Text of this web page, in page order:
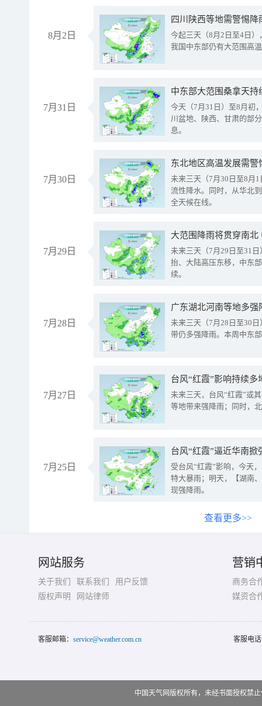
8月2日
今起三天（8月2日至4日
我国中东部仍有大范围高
7月31日
中东部大范围桑拿天
今天（7月31日）至8月初
川盆地、陕西、甘肃的部
息。
7月30日
东北地区高温发展需
未来三天（7月30日至8月
流性降水。同时，从华北
全天候在线。
7月29日
大范围降雨将贯穿南
未来三天（7月29日至31
抬、大陆高压东移，中东
续。
7月28日
广东湖北河南等地多
未来三天（7月28日至30
带仍多强降雨。本周中东
7月27日
台风“红霞”影响持续
未来三天，台风“红霞”或
等地带来强降雨；同时，
7月25日
台风“红霞”逼近华南
受台风“红霞”影响，今天
特大暴雨；明天，【湖南
现强降雨。
查看更多>>
网站服务
关于我们 联系我们
用户反馈
版权声明
网站律师
营销
商务合
媒资合
客服邮箱： service@weather.com.cn 客服电
中国天气网版权所有，未经书面授权